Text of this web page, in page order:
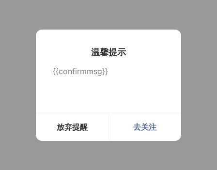
温馨提示
{{confirmmsg}}
放弃提醒 去关注